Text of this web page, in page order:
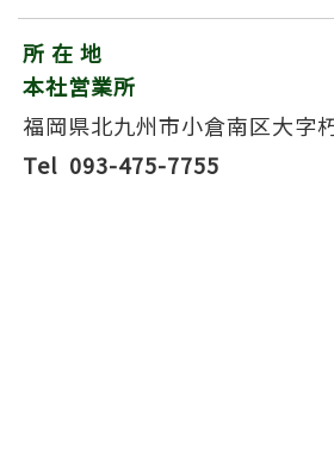
所 在 地
本社営業所
福岡県北九州市小倉南区大字
Tel 093-475-7755